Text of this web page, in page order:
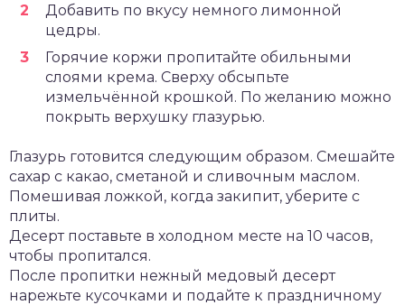
Добавить по вкусу немного лимонной
цедры.
Горячие коржи пропитайте обильными
слоями крема. Сверху обсыпьте
измельчённой крошкой. По желанию можно
покрыть верхушку глазурью.
Глазурь готовится следующим образом. Смешайте
сахар с какао, сметаной и сливочным маслом.
Помешивая ложкой, когда закипит, уберите с
плиты.
Десерт поставьте в холодном месте на 10 часов,
чтобы пропитался.
После пропитки нежный медовый десерт
нарежьте кусочками и подайте к праздничному